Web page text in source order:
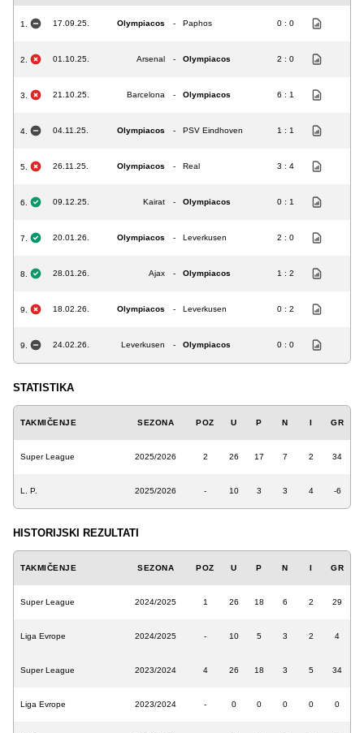
1. 17.09.25. Olympiacos - Paphos 0 : 0
2. 01.10.25. Arsenal - Olympiacos 2 : 0
3. 21.10.25. Barcelona - Olympiacos 6 : 1
4. 04.11.25. Olympiacos - PSV Eindhoven 1 : 1
5. 26.11.25. Olympiacos - Real 3 : 4
6. 09.12.25. Kairat - Olympiacos 0 : 1
7. 20.01.26. Olympiacos - Leverkusen 2 : 0
8. 28.01.26. Ajax - Olympiacos 1 : 2
9. 18.02.26. Olympiacos - Leverkusen 0 : 2
9. 24.02.26. Leverkusen - Olympiacos 0 : 0
STATISTIKA
TAKMIČENJE SEZONA POZ U P N I GR
Super League 2025/2026 2 26 17 7 2 34
L. P. 2025/2026 - 10 3 3 4 -6
HISTORIJSKI REZULTATI
TAKMIČENJE SEZONA POZ U P N I GR
Super League 2024/2025 1 26 18 6 2 29
Liga Evrope 2024/2025 - 10 5 3 2 4
Super League 2023/2024 4 26 18 3 5 34
Liga Evrope 2023/2024 - 0 0 0 0 0